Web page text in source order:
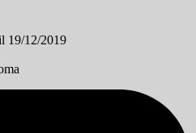
19/12/2019